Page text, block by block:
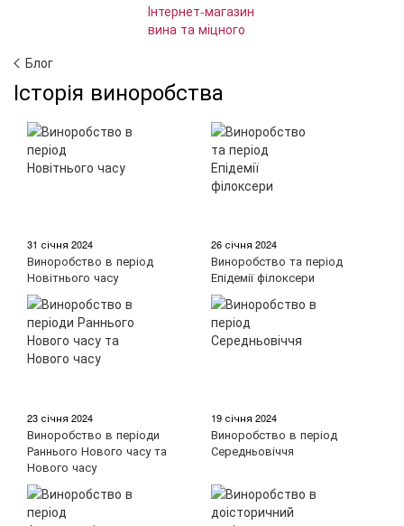
Блог
Історія виноробства
31 січня 2024
Виноробство в період
Новітнього часу
26 січня 2024
Виноробство та період
Епідемії філоксери
23 січня 2024
Виноробство в періоди
Раннього Нового часу та
Нового часу
19 січня 2024
Виноробство в період
Середньовіччя